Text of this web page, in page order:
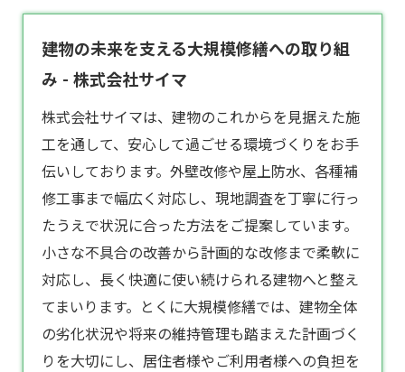
建物の未来を支える大規模修繕への取り組
み - 株式会社サイマ
株式会社サイマは、建物のこれからを見据えた施
工を通して、安心して過ごせる環境づくりをお手
伝いしております。外壁改修や屋上防水、各種補
修工事まで幅広く対応し、現地調査を丁寧に行っ
たうえで状況に合った方法をご提案しています。
小さな不具合の改善から計画的な改修まで柔軟に
対応し、長く快適に使い続けられる建物へと整え
てまいります。とくに大規模修繕では、建物全体
の劣化状況や将来の維持管理も踏まえた計画づく
りを大切にし、居住者様やご利用者様への負担を